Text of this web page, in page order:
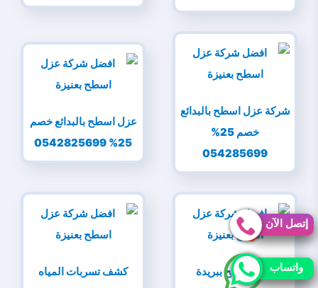
شركة عزل اسطح بالبدائع
خصم 25%
054285699
عزل اسطح بالبدائع خصم
25% 0542825699
عزل اسطح ببريدة
كشف تسربات المياه
إتصل الآن
واتساب
إتصل الآن
واتساب